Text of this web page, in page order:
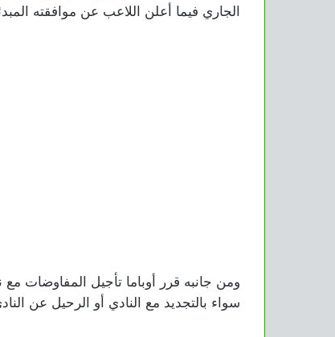
الجاري فيما أعلن اللاعب عن موافقته
ومن جانبه قرر أوباما تأجيل المفاوضات
سواء بالتجديد مع النادي أو الرحيل عن